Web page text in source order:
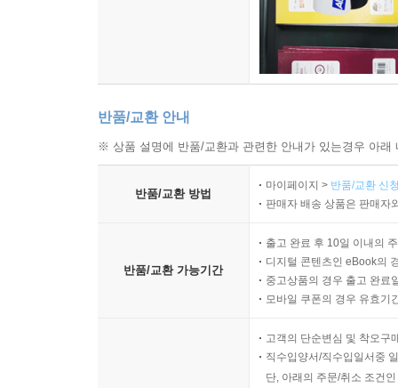
반품/교환 안내
※ 상품 설명에 반품/교환과 관련한 안내가 있는경우 아
반품/교환 방법
마이페이지 > 반품/교환 신
판매자 배송 상품은 판매자
반품/교환 가능기간
출고 완료 후 10일 이내의
디지털 콘텐츠인 eBook의
중고상품의 경우 출고 완료
모바일 쿠폰의 경우 유효기
고객의 단순변심 및 착오구
직수입양서/직수입일서중
단, 아래의 주문/취소 조건